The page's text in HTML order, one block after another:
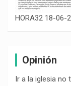
HORA32 18-06-
Opinión
Ir a la iglesia no